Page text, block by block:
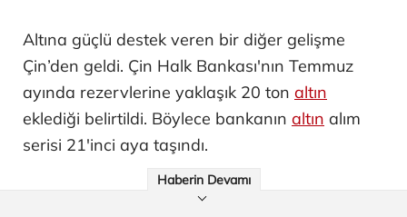
Altına güçlü destek veren bir diğer gelişme
Çin’den geldi. Çin Halk Bankası'nın Temmuz
ayında rezervlerine yaklaşık 20 ton altın
eklediği belirtildi. Böylece bankanın altın alım
serisi 21'inci aya taşındı.
Haberin Devamı